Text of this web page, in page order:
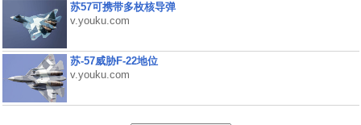
苏57可携带多枚核导弹
v.youku.com
苏-57威胁F-22地位
v.youku.com